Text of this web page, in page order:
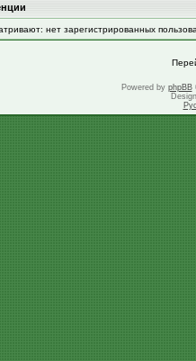
нет зарегистрированных
Powered by phpBB